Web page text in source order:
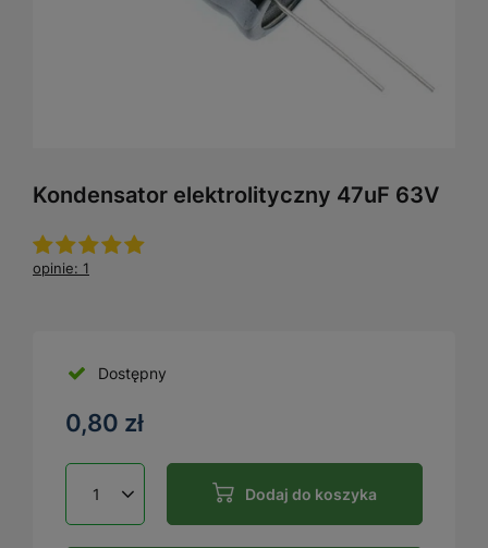
Kondensator elektrolityczny 47uF 63V
opinie: 1
Dostępny
0,80 zł
Dodaj do koszyka